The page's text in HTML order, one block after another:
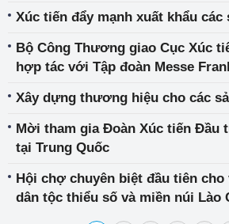
Xúc tiến đẩy mạnh xuất khẩu
Bộ Công Thương giao Cục Xúc
hợp tác với Tập đoàn Messe
tổ chức Triển lãm hàng đầu khu
quốc tế trong lĩnh vực dệt may tại
2024
Xây dựng thương hiệu cho các
Mời tham gia Đoàn Xúc tiến Đầu
tại Trung Quốc
Hội chợ chuyên biệt đầu tiên cho
dân tộc thiểu số và miền núi Lào